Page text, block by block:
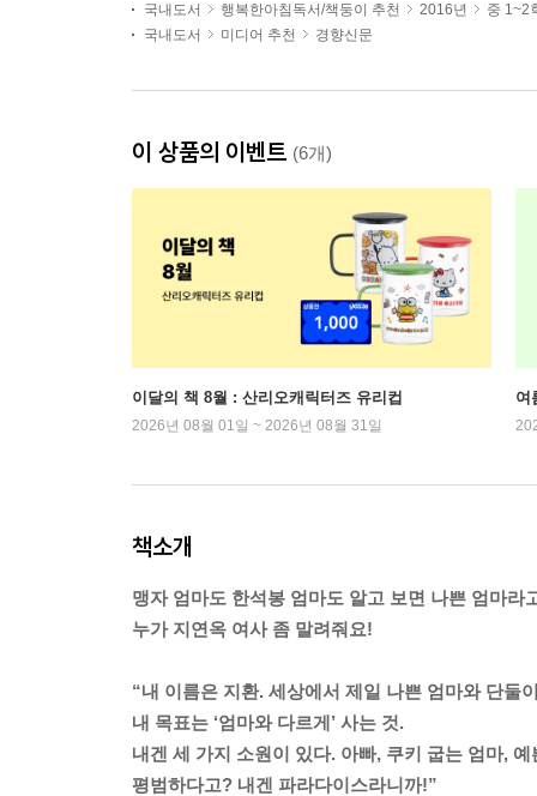
국내도서
행복한아침독서/책둥이 추천 2016년
중 1~2
국내도서
미디어 추천 경향신문
이 상품의 이벤트 (6개)
이달의 책 8월 : 산리오캐릭터즈 유리컵
2026년 08월 01일 ~ 2026년 08월 31일
여
책소개
맹자 엄마도 한석봉 엄마도 알고 보면 나쁜 엄마라
누가 지연옥 여사 좀 말려줘요!
“내 이름은 지환. 세상에서 제일 나쁜 엄마와 단둘
내 목표는 ‘엄마와 다르게’ 사는 것.
내겐 세 가지 소원이 있다. 아빠, 쿠키 굽는 엄마, 예
평범하다고? 내겐 파라다이스라니까!”